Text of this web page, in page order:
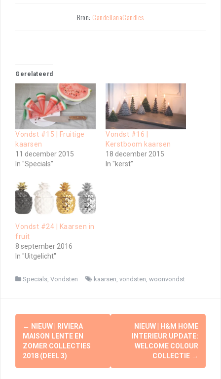
Bron: CandellanaCandles
Gerelateerd
Vondst #15 | Fruitige
kaarsen
11 december 2015
In "Specials"
Vondst #16 |
Kerstboom kaarsen
18 december 2015
In "kerst"
Vondst #24 | Kaarsen in
fruit
8 september 2016
In "Uitgelicht"
Specials Vondsten kaarsen vondsten woonvondst
Berichtnavigatie
← NIEUW | RIVIERA
MAISON LENTE EN
ZOMER COLLECTIES
2018 (DEEL 3)
NIEUW | H&M HOME
INTERIEUR UPDATE:
WELCOME COLOUR
COLLECTIE →